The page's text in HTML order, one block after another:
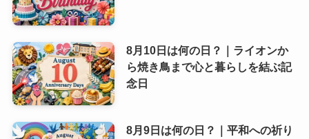
8月10日は何の日？｜ライオンか
ら焼き鳥まで心と暮らしを結ぶ記
念日
8月9日は何の日？｜平和への祈り